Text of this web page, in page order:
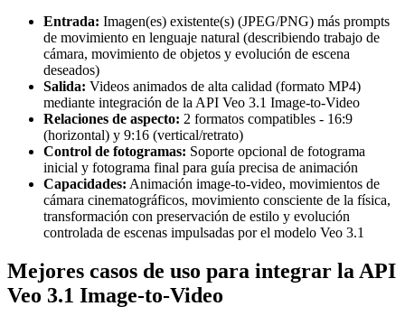
Entrada: Imagen(es) existente(s) (JPEG/PNG) más prompts
de movimiento en lenguaje natural (describiendo trabajo de
cámara, movimiento de objetos y evolución de escena
deseados)
Salida: Videos animados de alta calidad (formato MP4)
mediante integración de la API Veo 3.1 Image-to-Video
Relaciones de aspecto: 2 formatos compatibles - 16:9
(horizontal) y 9:16 (vertical/retrato)
Control de fotogramas: Soporte opcional de fotograma
inicial y fotograma final para guía precisa de animación
Capacidades: Animación image-to-video, movimientos de
cámara cinematográficos, movimiento consciente de la física,
transformación con preservación de estilo y evolución
controlada de escenas impulsadas por el modelo Veo 3.1
Mejores casos de uso para integrar la API
Veo 3.1 Image-to-Video